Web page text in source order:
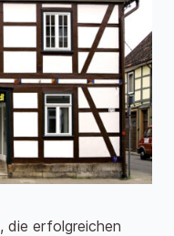
die erfolgreichen